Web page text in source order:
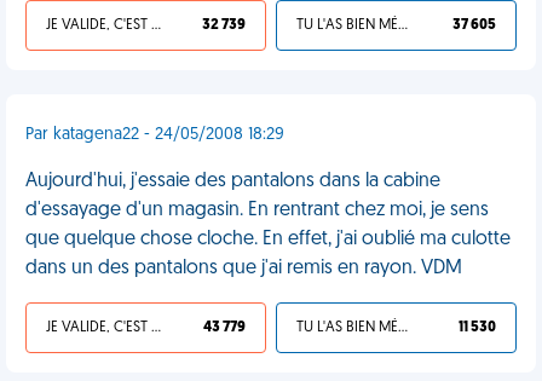
JE VALIDE, C'EST UNE VDM 32 739 TU L'AS BIEN MÉRITÉ 37 605
Par katagena22 - 24/05/2008 18:29
Aujourd'hui, j'essaie des pantalons dans la cabine
d'essayage d'un magasin. En rentrant chez moi, je sens
que quelque chose cloche. En effet, j'ai oublié ma culotte
dans un des pantalons que j'ai remis en rayon. VDM
JE VALIDE, C'EST UNE VDM 43 779 TU L'AS BIEN MÉRITÉ 11 530